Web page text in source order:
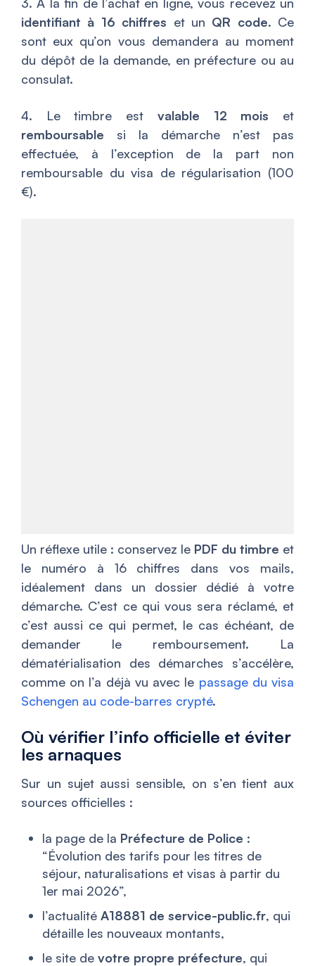
identifiant à 16 chiffres et un QR code. Ce
sont eux qu’on vous demandera au moment
du dépôt de la demande, en préfecture ou au
consulat.
4. Le timbre est valable 12 mois et
remboursable si la démarche n’est pas
effectuée, à l’exception de la part non
remboursable du visa de régularisation (100
€).
Un réflexe utile : conservez le PDF du timbre et
le numéro à 16 chiffres dans vos mails,
idéalement dans un dossier dédié à votre
démarche. C’est ce qui vous sera réclamé, et
c’est aussi ce qui permet, le cas échéant, de
demander le remboursement. La
dématérialisation des démarches s’accélère,
comme on l’a déjà vu avec le passage du visa
Schengen au code-barres crypté.
Où vérifier l’info officielle et éviter
les arnaques
Sur un sujet aussi sensible, on s’en tient aux
sources officielles :
la page de la Préfecture de Police :
“Évolution des tarifs pour les titres de
séjour, naturalisations et visas à partir du
1er mai 2026”,
l’actualité A18881 de service-public.fr, qui
détaille les nouveaux montants,
le site de votre propre préfecture, qui